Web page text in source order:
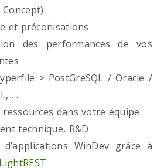
et préconisations
des performances de vos
> PostGreSQL / Oracle /
…
dans votre équipe
technique, R&D
WinDev grâce à
LightREST